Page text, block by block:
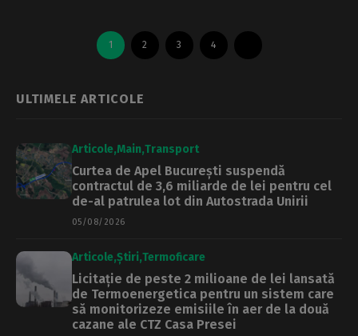
1 2 3 4
ULTIMELE ARTICOLE
Articole Main Transport
Curtea de Apel București suspendă
contractul de 3,6 miliarde de lei pentru cel
de-al patrulea lot din Autostrada Unirii
05/08/2026
Articole Știri Termoficare
Licitație de peste 2 milioane de lei lansată
de Termoenergetica pentru un sistem care
să monitorizeze emisiile în aer de la două
cazane ale CTZ Casa Presei